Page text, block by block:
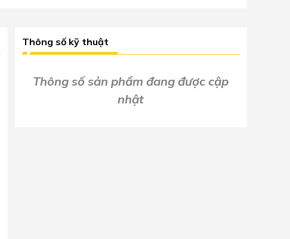
Thông số kỹ thuật
Thông số sản phẩm đang được cập
nhật